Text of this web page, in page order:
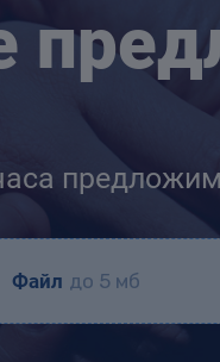
Файл до 5 мб